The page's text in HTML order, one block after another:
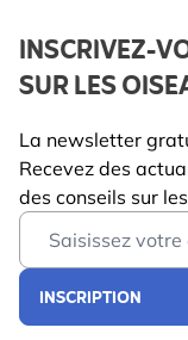
INSCRIVEZ-
SUR LES
La newsletter
Recevez des
des conseils sur
Email Address
INSCRIPTION